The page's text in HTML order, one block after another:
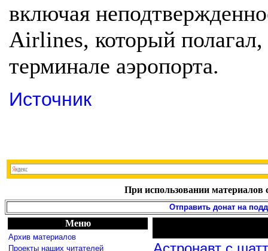
включая
Airlines, который
терминале аэропорта.
Источник
При использовании материалов
Отправить донат на
Меню
Архив материалов
Проекты наших читателей